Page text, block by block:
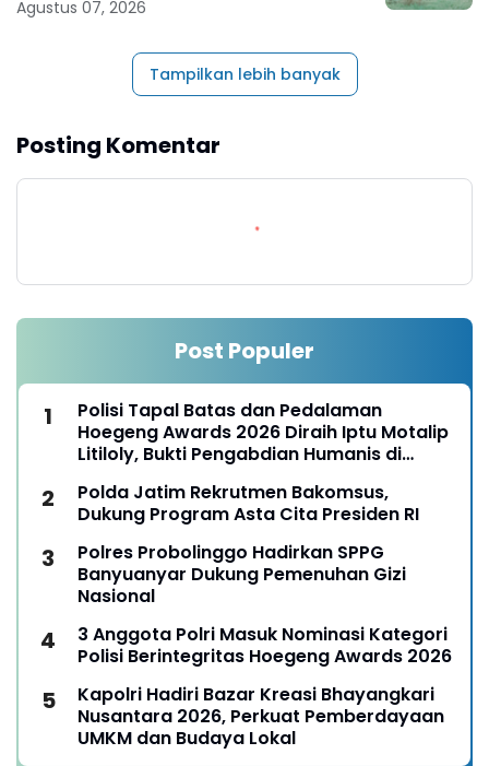
Agustus 07, 2026
Tampilkan lebih banyak
Posting Komentar
Post Populer
Polisi Tapal Batas dan Pedalaman
Hoegeng Awards 2026 Diraih Iptu Motalip
Litiloly, Bukti Pengabdian Humanis di
Polda Jatim Rekrutmen Bakomsus,
Dukung Program Asta Cita Presiden RI
Polres Probolinggo Hadirkan SPPG
Banyuanyar Dukung Pemenuhan Gizi
Nasional
3 Anggota Polri Masuk Nominasi Kategori
Polisi Berintegritas Hoegeng Awards 2026
Kapolri Hadiri Bazar Kreasi Bhayangkari
Nusantara 2026, Perkuat Pemberdayaan
UMKM dan Budaya Lokal